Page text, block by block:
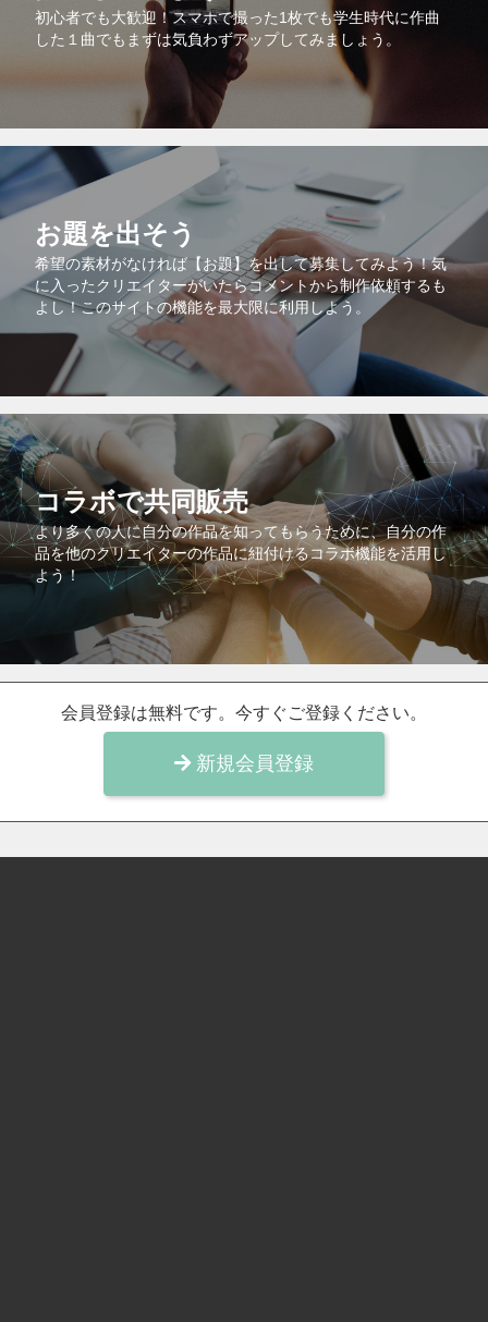
初心者でも大歓迎！スマホで撮った1枚でも学生時代に作曲
した１曲でもまずは気負わずアップしてみましょう。
お題を出そう
希望の素材がなければ【お題】を出して募集してみよう！気
に入ったクリエイターがいたらコメントから制作依頼するも
よし！このサイトの機能を最大限に利用しよう。
コラボで共同販売
より多くの人に自分の作品を知ってもらうために、自分の作
品を他のクリエイターの作品に紐付けるコラボ機能を活用し
よう！
会員登録は無料です。今すぐご登録ください。
新規会員登録